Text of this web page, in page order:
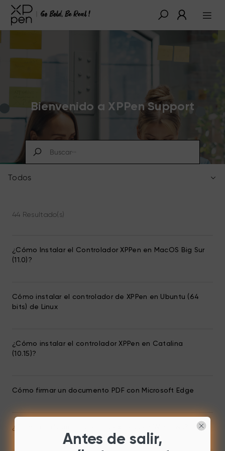
Bienvenido a XPPen Support
Todos
44 Resultado(s)
¿Cómo Instalar el Controlador XPPen en MacOS Big Sur
(11.0)?
Cómo instalar el controlador de XPPen en Ubuntu (64
bits) de Linux
¿Cómo instalar el controlador XPPen en Catalina
(10.15)?
Cómo firmar un documento PDF con Microsoft Edge
¿Cómo configurar las teclas express en Windows?
Antes de salir,